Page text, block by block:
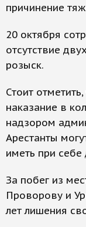
причинение
20 октября
отсутствие
розыск.
Стоит
наказание в
надзором
Арестанты
иметь при
За побег из
Проворову и
лет лишения